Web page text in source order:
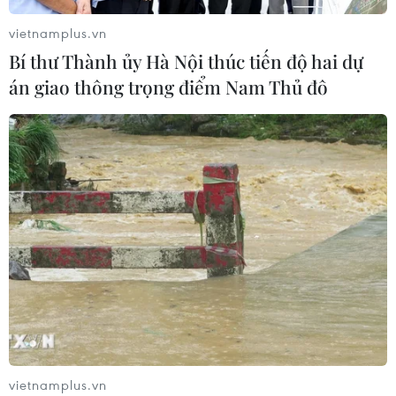
dinh dưỡng đầu đời cho trẻ?
18/07/2026 01:00
Phân bổ ngân sách chăm sóc sức
khỏe và dân số: Ưu tiên các địa bàn
khó khăn
17/07/2026 22:30
Đà Nẵng tổ chức Lễ hội Sâm Ngọc
Linh 2026: Cam kết 100% sâm thật
17/07/2026 06:09
Tìm ra cơ chế gây bệnh ung thư
vietnamplus.vn
Bí thư Thành ủy Hà Nội thúc tiến độ hai dự
án giao thông trọng điểm Nam Thủ đô
vietnamplus.vn